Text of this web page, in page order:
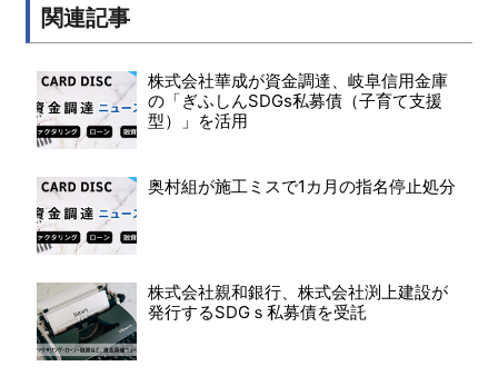
関連記事
株式会社華成が資金調達、岐阜信用金庫
の「ぎふしんSDGs私募債（子育て支援
型）」を活用
奥村組が施工ミスで1カ月の指名停止処分
株式会社親和銀行、株式会社渕上建設が
発行するSDGｓ私募債を受託